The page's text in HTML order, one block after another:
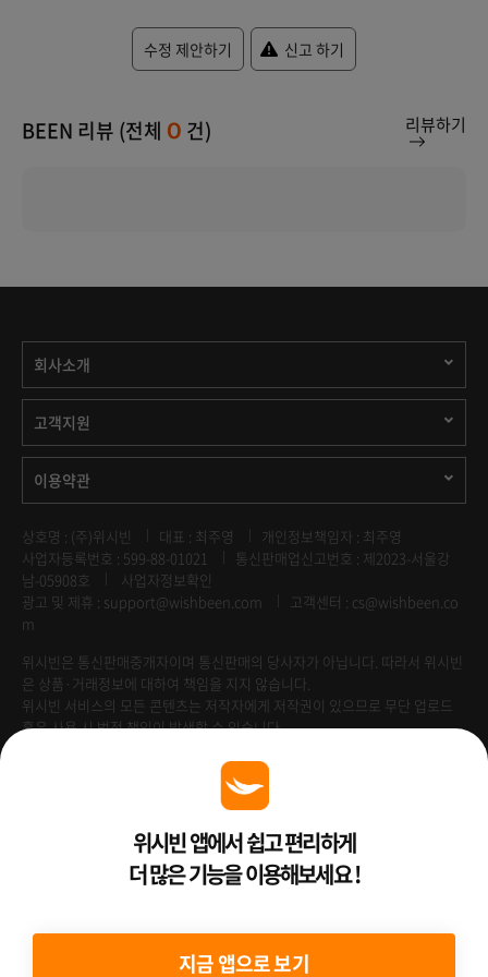
수정 제안하기 신고 하기
BEEN 리뷰 (전체 0 건) 리뷰하기
회사소개
고객지원
이용약관
상호명 : (주)위시빈 대표 : 최주영
개인정보책임자 : 최주영
사업자등록번호 : 599-88-01021
통신판매업신고번호 : 제2023-서울강
남-05908호
사업자정보확인
광고 및 제휴 : support@wishbeen.com
고객센터 : cs@wishbeen.co
m
위시빈은 통신판매중개자이며 통신판매의 당사자가 아닙니다. 따라서 위시빈
은 상품·거래정보에 대하여 책임을 지지 않습니다.
위시빈 서비스의 모든 콘텐츠는 저작자에게 저작권이 있으므로 무단 업로드
혹은 사용 시 법적 책임이 발생할 수 있습니다.
Venture Enterprise위시빈 앱에서 쉽고 편리하게
더 많은 기능을 이용해보세요 !
지금 앱으로 보기